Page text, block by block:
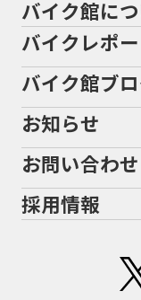
8耐8耐見に
946ml950S
ADDRESS
ADV160
AEROX155
ARMORED
Address125
BANDIT
色から探す
スタイルから探す
排気量から探す
地域から探す
バイク買取の流れ
全国展開の強み
メーカー別買取相
ヤマハ
ホンダ
スズキ
バイク車検
Bikeep
自賠責保険
任意保険
バイク保険無料見
バイク保険無料見
盗難保険
店舗情報 トップ
北海道
宮城
福島
茨城
栃木
バイク館に
バイク館について
バイク館が選ばれ
会社概要
沿革
二輪公正取引協議
バイクレポ
バイク館ブ
お知らせ
お問い合わせ
採用情報
中途採用・アル